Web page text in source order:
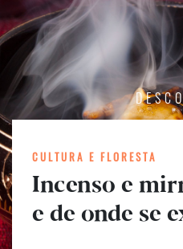
CULTURA E FLORESTA
Incenso e
e de onde se